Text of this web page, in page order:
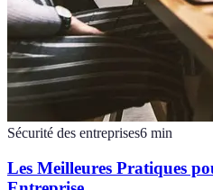
Sécurité des entreprises6 min
Les Meilleures Pratiques